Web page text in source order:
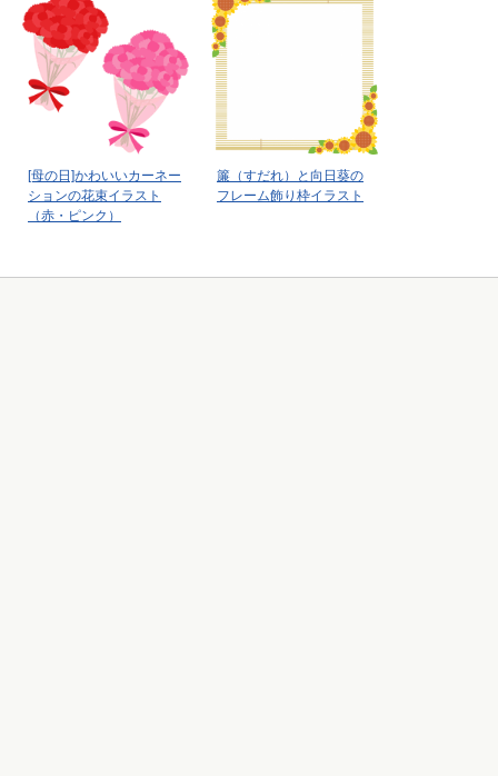
[母の日]かわいいカーネー
ションの花束イラスト
（赤・ピンク）
簾（すだれ）と向日葵の
フレーム飾り枠イラスト